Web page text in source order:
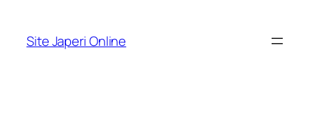
Site Japeri Online